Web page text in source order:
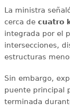
La ministra
cerca de cuatro
integrada por el
intersecciones,
estructuras
Sin embargo,
puente principal
terminada